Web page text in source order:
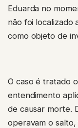
Eduarda no
não foi localizado
como objeto de
O caso é tratado
entendimento
de causar morte.
operavam o